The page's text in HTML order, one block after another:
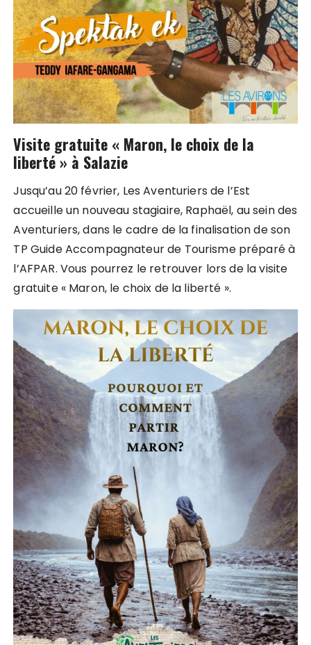
Visite gratuite « Maron, le choix de la
liberté » à Salazie
Jusqu’au 20 février, Les Aventuriers de l’Est
accueille un nouveau stagiaire, Raphaël, au sein des
Aventuriers, dans le cadre de la finalisation de son
TP Guide Accompagnateur de Tourisme préparé à
l’AFPAR. Vous pourrez le retrouver lors de la visite
gratuite « Maron, le choix de la liberté ».